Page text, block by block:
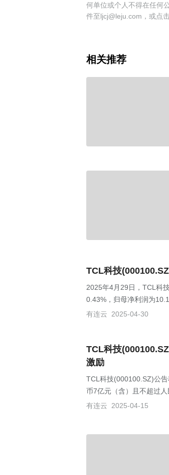
何单位或个人不得在任何
件至ljcj@leju.com，或点
相关推荐
TCL科技
2025年4月29日，TCL科
0.43%，归母净利润为
有连云
2025-04-30
TCL科技
激励
TCL科技(000100.SZ)公
币7亿元（含）且不超过
有连云
2025-04-15